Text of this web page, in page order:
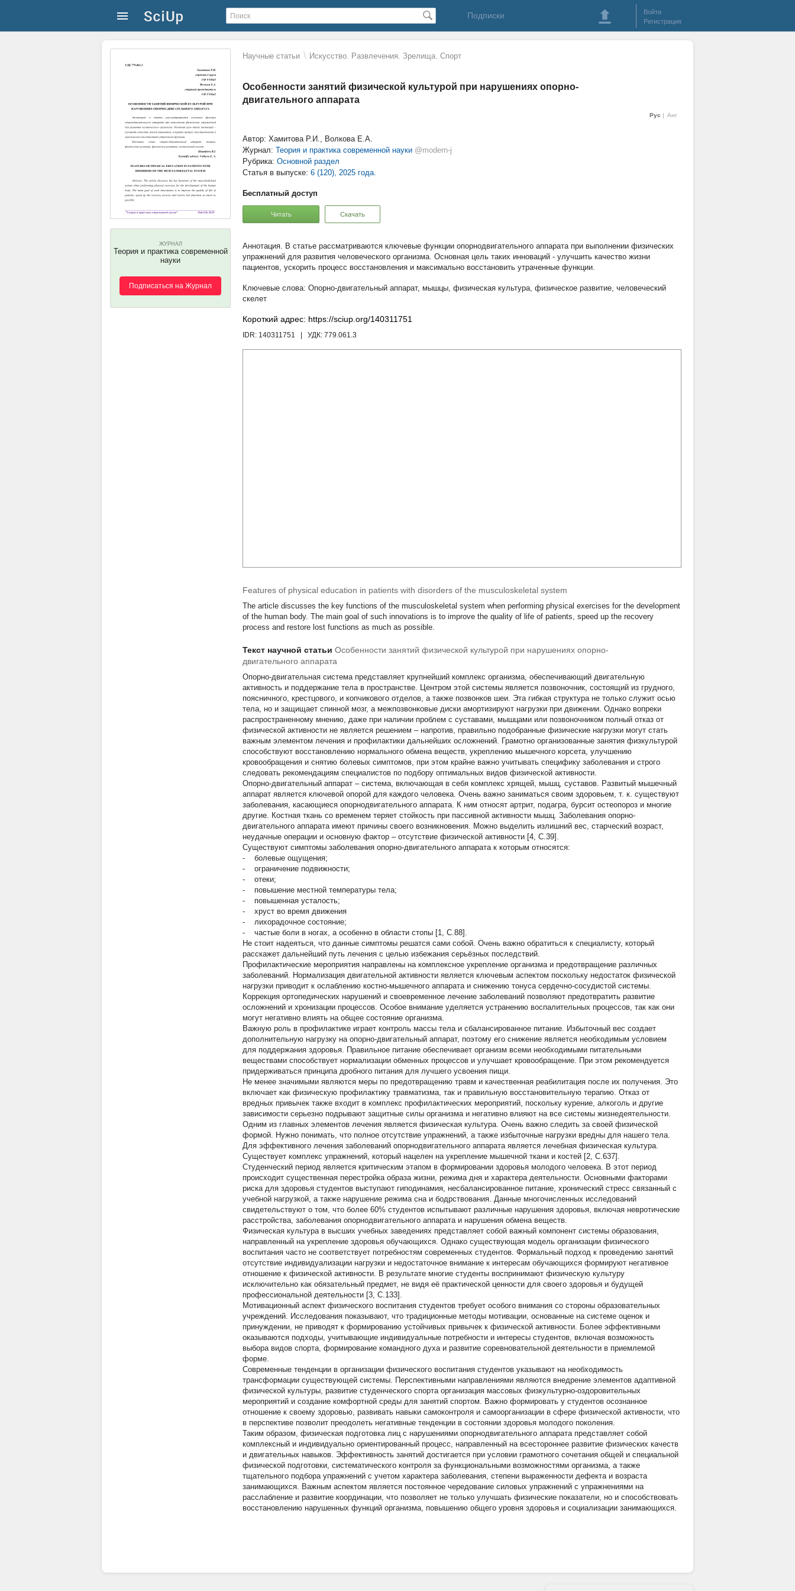
Подписки
Войти
Регистрация
Научные статьи \ Искусство. Развлечения. Зрелища. Спорт
Особенности занятий физической культурой при нарушениях опорно-
двигательного аппарата
Рус Анг
ЖУРНАЛ
Теория и практика современной
науки
Подписаться на Журнал
Автор: Хамитова Р.И., Волкова Е.А.
Журнал: Теория и практика современной науки @modern-j
Рубрика: Основной раздел
Статья в выпуске: 6 (120), 2025 года.
Бесплатный доступ
Читать Скачать
В статье рассматриваются ключевые функции опорнодвигательного аппарата при выполнении физических
упражнений для развития человеческого организма. Основная цель таких инноваций - улучшить качество жизни
пациентов, ускорить процесс восстановления и максимально восстановить утраченные функции.
Опорно-двигательный аппарат, мышцы, физическая культура, физическое развитие, человеческий
скелет
Короткий адрес: https://sciup.org/140311751
IDR: 140311751 | УДК: 779.061.3
Features of physical education in patients with disorders of the musculoskeletal system
The article discusses the key functions of the musculoskeletal system when performing physical exercises for the development
of the human body. The main goal of such innovations is to improve the quality of life of patients, speed up the recovery
process and restore lost functions as much as possible.
Текст научной статьи Особенности занятий физической культурой при нарушениях опорно-
двигательного аппарата
Опорно-двигательная система представляет крупнейший комплекс организма, обеспечивающий двигательную
активность и поддержание тела в пространстве. Центром этой системы является позвоночник, состоящий из грудного,
поясничного, крестцового, и копчикового отделов, а также позвонков шеи. Эта гибкая структура не только служит осью
тела, но и защищает спинной мозг, а межпозвонковые диски амортизируют нагрузки при движении. Однако вопреки
распространенному мнению, даже при наличии проблем с суставами, мышцами или позвоночником полный отказ от
физической активности не является решением – напротив, правильно подобранные физические нагрузки могут стать
важным элементом лечения и профилактики дальнейших осложнений. Грамотно организованные занятия физкультурой
способствуют восстановлению нормального обмена веществ, укреплению мышечного корсета, улучшению
кровообращения и снятию болевых симптомов, при этом крайне важно учитывать специфику заболевания и строго
следовать рекомендациям специалистов по подбору оптимальных видов физической активности.
Опорно-двигательный аппарат – система, включающая в себя комплекс хрящей, мышц, суставов. Развитый мышечный
аппарат является ключевой опорой для каждого человека. Очень важно заниматься своим здоровьем, т. к. существуют
заболевания, касающиеся опорнодвигательного аппарата. К ним относят артрит, подагра, бурсит остеопороз и многие
другие. Костная ткань со временем теряет стойкость при пассивной активности мышц. Заболевания опорно-
двигательного аппарата имеют причины своего возникновения. Можно выделить излишний вес, старческий возраст,
неудачные операции и основную фактор – отсутствие физической активности [4, С.39].
Существуют симптомы заболевания опорно-двигательного аппарата к которым относятся:
- болевые ощущения;
- ограничение подвижности;
- отеки;
- повышение местной температуры тела;
- повышенная усталость;
- хруст во время движения
- лихорадочное состояние;
- частые боли в ногах, а особенно в области стопы [1, С.88].
Не стоит надеяться, что данные симптомы решатся сами собой. Очень важно обратиться к специалисту, который
расскажет дальнейший путь лечения с целью избежания серьёзных последствий.
Профилактические мероприятия направлены на комплексное укрепление организма и предотвращение различных
заболеваний. Нормализация двигательной активности является ключевым аспектом поскольку недостаток физической
нагрузки приводит к ослаблению костно-мышечного аппарата и снижению тонуса сердечно-сосудистой системы.
Коррекция ортопедических нарушений и своевременное лечение заболеваний позволяют предотвратить развитие
осложнений и хронизации процессов. Особое внимание уделяется устранению воспалительных процессов, так как они
могут негативно влиять на общее состояние организма.
Важную роль в профилактике играет контроль массы тела и сбалансированное питание. Избыточный вес создает
дополнительную нагрузку на опорно-двигательный аппарат, поэтому его снижение является необходимым условием
для поддержания здоровья. Правильное питание обеспечивает организм всеми необходимыми питательными
веществами способствует нормализации обменных процессов и улучшает кровообращение. При этом рекомендуется
придерживаться принципа дробного питания для лучшего усвоения пищи.
Не менее значимыми являются меры по предотвращению травм и качественная реабилитация после их получения. Это
включает как физическую профилактику травматизма, так и правильную восстановительную терапию. Отказ от
вредных привычек также входит в комплекс профилактических мероприятий, поскольку курение, алкоголь и другие
зависимости серьезно подрывают защитные силы организма и негативно влияют на все системы жизнедеятельности.
Одним из главных элементов лечения является физическая культура. Очень важно следить за своей физической
формой. Нужно понимать, что полное отсутствие упражнений, а также избыточные нагрузки вредны для нашего тела.
Для эффективного лечения заболеваний опорнодвигательного аппарата является лечебная физическая культура.
Существует комплекс упражнений, который нацелен на укрепление мышечной ткани и костей [2, С.637].
Студенческий период является критическим этапом в формировании здоровья молодого человека. В этот период
происходит существенная перестройка образа жизни, режима дня и характера деятельности. Основными факторами
риска для здоровья студентов выступают гиподинамия, несбалансированное питание, хронический стресс связанный с
учебной нагрузкой, а также нарушение режима сна и бодрствования. Данные многочисленных исследований
свидетельствуют о том, что более 60% студентов испытывают различные нарушения здоровья, включая невротические
расстройства, заболевания опорнодвигательного аппарата и нарушения обмена веществ.
Физическая культура в высших учебных заведениях представляет собой важный компонент системы образования,
направленный на укрепление здоровья обучающихся. Однако существующая модель организации физического
воспитания часто не соответствует потребностям современных студентов. Формальный подход к проведению занятий
отсутствие индивидуализации нагрузки и недостаточное внимание к интересам обучающихся формируют негативное
отношение к физической активности. В результате многие студенты воспринимают физическую культуру
исключительно как обязательный предмет, не видя её практической ценности для своего здоровья и будущей
профессиональной деятельности [3, С.133].
Мотивационный аспект физического воспитания студентов требует особого внимания со стороны образовательных
учреждений. Исследования показывают, что традиционные методы мотивации, основанные на системе оценок и
принуждении, не приводят к формированию устойчивых привычек к физической активности. Более эффективными
оказываются подходы, учитывающие индивидуальные потребности и интересы студентов, включая возможность
выбора видов спорта, формирование командного духа и развитие соревновательной деятельности в приемлемой
форме.
Современные тенденции в организации физического воспитания студентов указывают на необходимость
трансформации существующей системы. Перспективными направлениями являются внедрение элементов адаптивной
физической культуры, развитие студенческого спорта организация массовых физкультурно-оздоровительных
мероприятий и создание комфортной среды для занятий спортом. Важно формировать у студентов осознанное
отношение к своему здоровью, развивать навыки самоконтроля и самоорганизации в сфере физической активности, что
в перспективе позволит преодолеть негативные тенденции в состоянии здоровья молодого поколения.
Таким образом, физическая подготовка лиц с нарушениями опорнодвигательного аппарата представляет собой
комплексный и индивидуально ориентированный процесс, направленный на всестороннее развитие физических качеств
и двигательных навыков. Эффективность занятий достигается при условии грамотного сочетания общей и специальной
физической подготовки, систематического контроля за функциональными возможностями организма, а также
тщательного подбора упражнений с учетом характера заболевания, степени выраженности дефекта и возраста
занимающихся. Важным аспектом является постоянное чередование силовых упражнений с упражнениями на
расслабление и развитие координации, что позволяет не только улучшать физические показатели, но и способствовать
восстановлению нарушенных функций организма, повышению общего уровня здоровья и социализации занимающихся.